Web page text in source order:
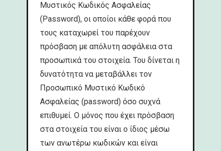
Μυστικός Κωδικός Ασφαλείας
(Password), οι οποίοι κάθε φορά που
τους καταχωρεί του παρέχουν
πρόσβαση με απόλυτη ασφάλεια στα
προσωπικά του στοιχεία. Του δίνεται η
δυνατότητα να μεταβάλλει τον
Προσωπικό Μυστικό Κωδικό
Ασφαλείας (password) όσο συχνά
επιθυμεί. Ο μόνος που έχει πρόσβαση
στα στοιχεία του είναι ο ίδιος μέσω
των ανωτέρω κωδικών και είναι